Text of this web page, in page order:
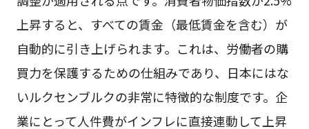
上昇すると、すべての賃金（最低賃金を含む）が
自動的に引き上げられます。これは、労働者の購
買力を保護するための仕組みであり、日本にはな
いルクセンブルクの非常に特徴的な制度です。企
業にとって人件費がインフレに直接連動して上昇